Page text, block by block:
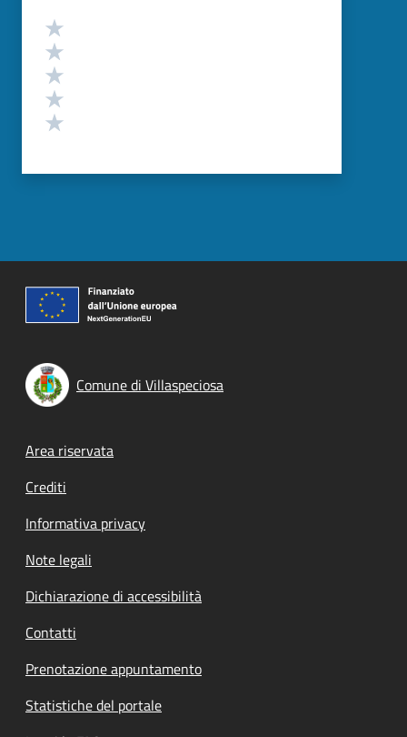
Valutazione
Comune di Villaspeciosa
Footer menu
Area riservata
Crediti
Informativa privacy
Note legali
Dichiarazione di accessibilità
Contatti
Prenotazione appuntamento
Statistiche del portale